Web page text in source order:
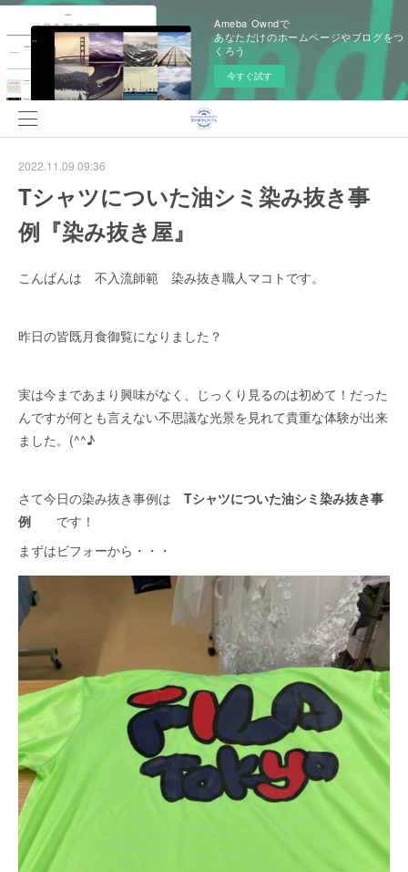
Ameba Owndで
あなただけのホームページやブログをつ
くろう
今すぐ試す
2022.11.09 09:36
Tシャツについた油シミ染み抜き事
例『染み抜き屋』
こんばんは 不入流師範 染み抜き職人マコトです。
昨日の皆既月食御覧になりました？
実は今まであまり興味がなく、じっくり見るのは初めて！だった
んですが何とも言えない不思議な光景を見れて貴重な体験が出来
ました。(^^♪
さて今日の染み抜き事例は Tシャツについた油シミ染み抜き事
例 です！
まずはビフォーから・・・